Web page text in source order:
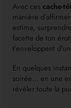
Avec ces cache-
manière
estime,
facette de ton
t’enveloppent
En quelques
soirée… en une
révéler toute la